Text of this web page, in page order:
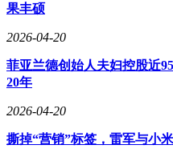
果丰硕
2026-04-20
菲亚兰德创始人夫妇控股近
20年
2026-04-20
撕掉“营销”标签，雷军与小